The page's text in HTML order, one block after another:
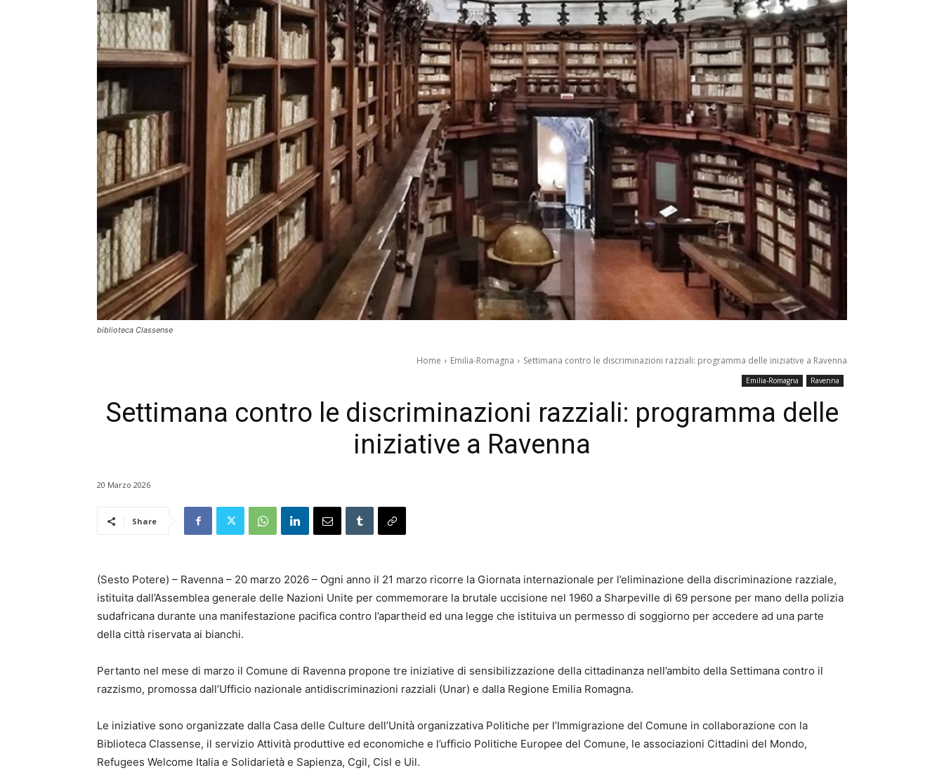
biblioteca Classense
Home Emilia-Romagna Settimana contro le discriminazioni razziali: programma delle iniziative a Ravenna
Emilia-Romagna Ravenna
Settimana contro le discriminazioni razziali: programma delle
iniziative a Ravenna
20 Marzo 2026
Share
(Sesto Potere) – Ravenna – 20 marzo 2026 – Ogni anno il 21 marzo ricorre la Giornata internazionale per l’eliminazione della discriminazione razziale,
istituita dall’Assemblea generale delle Nazioni Unite per commemorare la brutale uccisione nel 1960 a Sharpeville di 69 persone per mano della polizia
sudafricana durante una manifestazione pacifica contro l’apartheid ed una legge che istituiva un permesso di soggiorno per accedere ad una parte
della città riservata ai bianchi.
Pertanto nel mese di marzo il Comune di Ravenna propone tre iniziative di sensibilizzazione della cittadinanza nell’ambito della Settimana contro il
razzismo, promossa dall’Ufficio nazionale antidiscriminazioni razziali (Unar) e dalla Regione Emilia Romagna.
Le iniziative sono organizzate dalla Casa delle Culture dell’Unità organizzativa Politiche per l’Immigrazione del Comune in collaborazione con la
Biblioteca Classense, il servizio Attività produttive ed economiche e l’ufficio Politiche Europee del Comune, le associazioni Cittadini del Mondo,
Refugees Welcome Italia e Solidarietà e Sapienza, Cgil, Cisl e Uil.